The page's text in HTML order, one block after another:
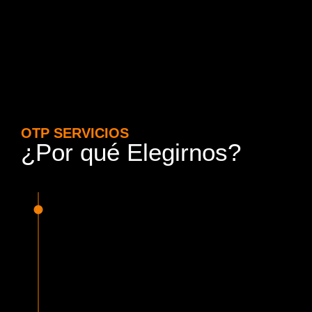
OTP SERVICIOS
¿Por qué Elegirnos?